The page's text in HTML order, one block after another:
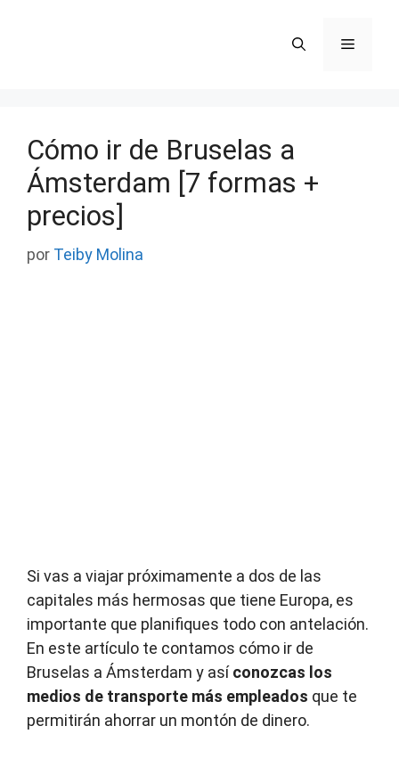
Menú
Cómo ir de Bruselas a
Ámsterdam [7 formas +
precios]
por Teiby Molina
Si vas a viajar próximamente a dos de las
capitales más hermosas que tiene Europa, es
importante que planifiques todo con antelación.
En este artículo te contamos cómo ir de
Bruselas a Ámsterdam y asíconozcas los
medios de transporte más empleados que te
permitirán ahorrar un montón de dinero.